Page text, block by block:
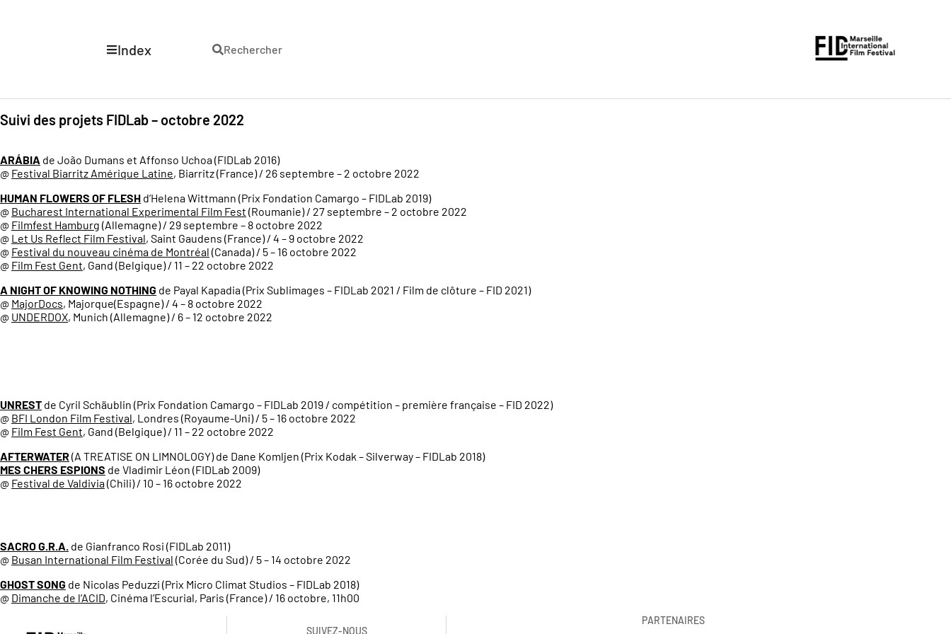
Rechercher
Index
Suivi des projets FIDLab – octobre 2022
ARÁBIA de João Dumans et Affonso Uchoa (FIDLab 2016)
@ Festival Biarritz Amérique Latine, Biarritz (France) / 26 septembre – 2 octobre 2022
HUMAN FLOWERS OF FLESH d’Helena Wittmann (Prix Fondation Camargo – FIDLab 2019)
@ Bucharest International Experimental Film Fest (Roumanie) / 27 septembre – 2 octobre 2022
@ Filmfest Hamburg (Allemagne) / 29 septembre – 8 octobre 2022
@ Let Us Reflect Film Festival, Saint Gaudens (France) / 4 – 9 octobre 2022
@ Festival du nouveau cinéma de Montréal (Canada) / 5 – 16 octobre 2022
@ Film Fest Gent, Gand (Belgique) / 11 – 22 octobre 2022
A NIGHT OF KNOWING NOTHING de Payal Kapadia (Prix Sublimages – FIDLab 2021 / Film de clôture – FID 2021)
@ MajorDocs, Majorque(Espagne) / 4 – 8 octobre 2022
@ UNDERDOX, Munich (Allemagne) / 6 – 12 octobre 2022
UNREST de Cyril Schäublin (Prix Fondation Camargo – FIDLab 2019 / compétition – première française – FID 2022)
@ BFI London Film Festival, Londres (Royaume-Uni) / 5 – 16 octobre 2022
@ Film Fest Gent, Gand (Belgique) / 11 – 22 octobre 2022
AFTERWATER(A TREATISE ON LIMNOLOGY) de Dane Komljen (Prix Kodak – Silverway – FIDLab 2018)
MES CHERS ESPIONS de Vladimir Léon (FIDLab 2009)
@ Festival de Valdivia(Chili) / 10 – 16 octobre 2022
SACRO G.R.A. de Gianfranco Rosi (FIDLab 2011)
@ Busan International Film Festival (Corée du Sud) / 5 – 14 octobre 2022
GHOST SONG de Nicolas Peduzzi (Prix Micro Climat Studios – FIDLab 2018)
@ Dimanche de l’ACID, Cinéma l’Escurial, Paris (France) / 16 octobre, 11h00
SUIVEZ-NOUS
PARTENAIRES